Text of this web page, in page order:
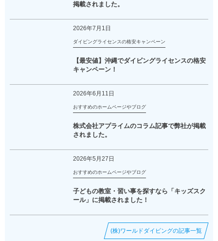
掲載されました。
2026年7月1日
ダイビングライセンスの格安キャンペーン
【最安値】沖縄でダイビングライセンスの格安
キャンペーン！
2026年6月11日
おすすめのホームページやブログ
株式会社アプライムのコラム記事で弊社が掲載
されました。
2026年5月27日
おすすめのホームページやブログ
子どもの教室・習い事を探すなら「キッズスク
ール」に掲載されました！
(株)ワールドダイビングの記事一覧